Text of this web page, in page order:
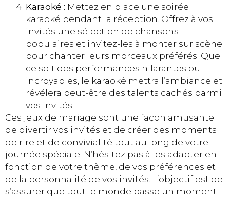
Karaoké : Mettez en place une soirée
karaoké pendant la réception. Offrez à vos
invités une sélection de chansons
populaires et invitez-les à monter sur scène
pour chanter leurs morceaux préférés. Que
ce soit des performances hilarantes ou
incroyables, le karaoké mettra l’ambiance et
révélera peut-être des talents cachés parmi
vos invités.
Ces jeux de mariage sont une façon amusante
de divertir vos invités et de créer des moments
de rire et de convivialité tout au long de votre
journée spéciale. N’hésitez pas à les adapter en
fonction de votre thème, de vos préférences et
de la personnalité de vos invités. L’objectif est de
s’assurer que tout le monde passe un moment